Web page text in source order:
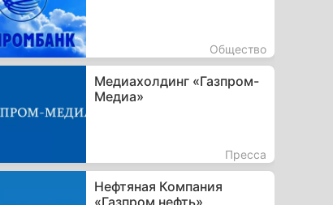
Общество
Медиахолдинг «Газпром-
Медиа»
Пресса
Нефтяная Компания
«Газпром нефть»